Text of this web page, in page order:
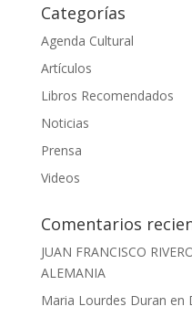
Categorías
Agenda Cultural
Artículos
Libros Recomendados
Noticias
Prensa
Videos
Comentarios
JUAN FRANCISCO
ALEMANIA
Maria Lourdes Duran en